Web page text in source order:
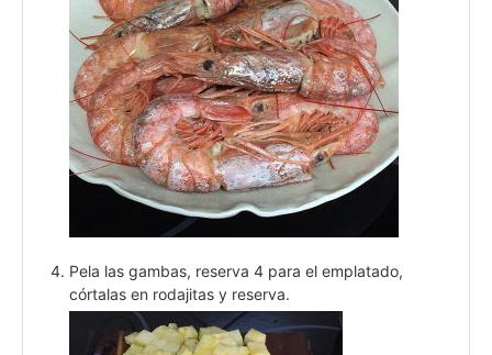
Pela las gambas, reserva 4 para el emplatado,
córtalas en rodajitas y reserva.